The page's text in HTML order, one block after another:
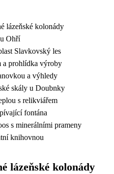
lázeňské kolonády
Ohří
Slavkovský les
a prohlídka výroby
a výhledy
skály u Doubnky
s relikviářem
fontána
s minerálními prameny
knihovnou
lázeňské kolonády